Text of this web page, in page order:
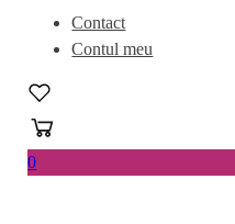
Contact
Contul meu
0